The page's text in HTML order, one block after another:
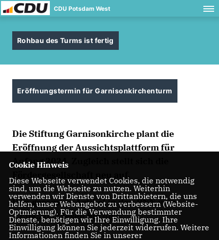
CDU Potsdam West
Rohbau des Turms ist fertig
Eröffnungstermin für Garnisonkirchenturm
Die Stiftung Garnisonkirche plant die
Eröffnung der Aussichtsplattform für
Anfang 2024. Zugleich stellt sich die
Fördergesellschaft neu auf.
Den gesamten Artikel in den PNN vom
27.04.2022 lesen Siehier.
Cookie Hinweis
Diese Webseite verwendet Cookies, die notwendig
sind, um die Webseite zu nutzen. Weiterhin
verwenden wir Dienste von Drittanbietern, die uns
helfen, unser Webangebot zu verbessern (Website-
Optmierung). Für die Verwendung bestimmter
Dienste, benötigen wir Ihre Einwilligung. Ihre
Einwilligung können Sie jederzeit widerrufen. Weitere
Informationen finden Sie in unserer